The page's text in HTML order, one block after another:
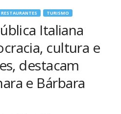
RESTAURANTES TURISMO
Italiana
cultura e
destacam
e Bárbara